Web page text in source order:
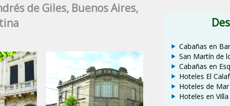
de Giles, Buenos Aires,
Cabañas en
San Martín de
Cabañas en
Hoteles El
Hoteles de
Hoteles en Villa